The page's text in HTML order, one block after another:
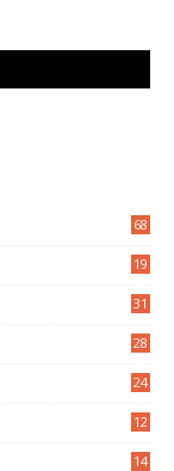
68
19
31
28
24
12
14